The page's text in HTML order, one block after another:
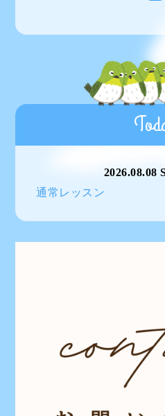
2026.08.08
通常レッスン